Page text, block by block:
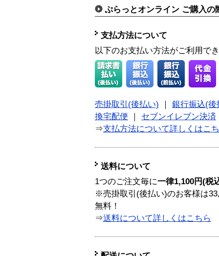
ぷらっとオンライン ご購入の
支払方法について
以下のお支払い方法がご利用で
売掛取引(後払い)
銀行振込(後
換宅配便
セブンイレブン決済
⇒支払方法について詳しくはこ
送料について
1つのご注文毎に一律1,100円(税
※売掛取引(後払い)のお客様は
無料！
⇒送料について詳しくはこちら